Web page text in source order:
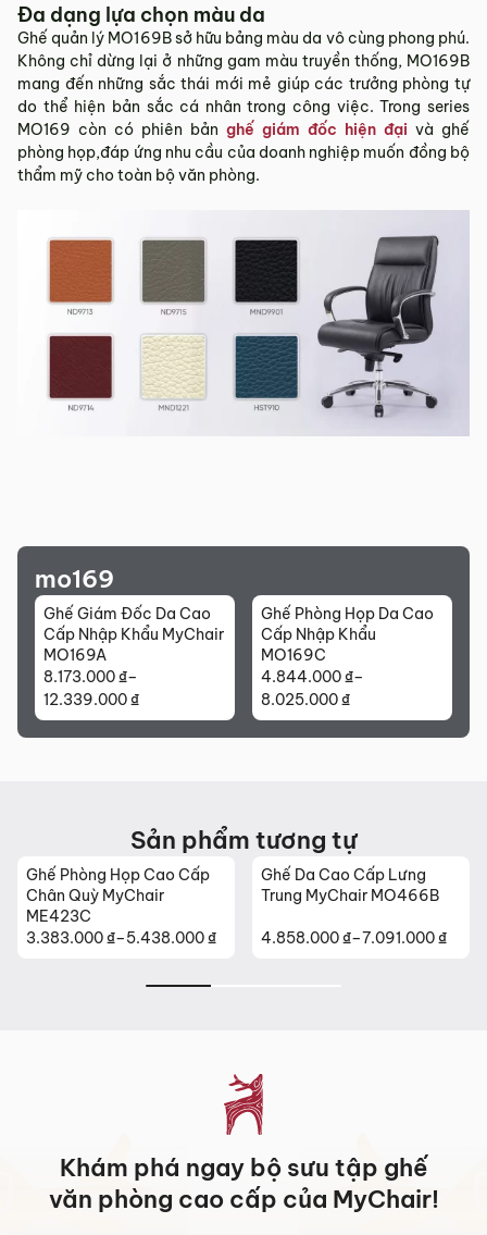
Đa dạng lựa chọn màu da
Ghế quản lý MO169B sở hữu bảng màu da vô cùng phong phú.
Không chỉ dừng lại ở những gam màu truyền thống, MO169B
mang đến những sắc thái mới mẻ giúp các trưởng phòng tự
do thể hiện bản sắc cá nhân trong công việc. Trong series
MO169 còn có phiên bản ghế giám đốc hiện đại và ghế
phòng họp,đáp ứng nhu cầu của doanh nghiệp muốn đồng bộ
thẩm mỹ cho toàn bộ văn phòng.
mo169
Ghế Giám Đốc Da Cao
Cấp Nhập Khẩu MyChair
MO169A
8.173.000₫–
12.339.000₫
Khoảng
giá:
Ghế Phòng Họp Da Cao
Cấp Nhập Khẩu
MO169C
4.844.000₫–
8.025.000₫
Khoảng
giá:
Sản phẩm tương tự
Ghế Phòng Họp Cao Cấp
Chân Quỳ MyChair
ME423C
3.383.000₫–5.438.000₫
Khoảng
Ghế Da Cao Cấp Lưng
Trung MyChair MO466B
4.858.000₫–7.091.000₫
Khoảng
Khám phá ngay bộ sưu tập ghế
văn phòng cao cấp của MyChair!